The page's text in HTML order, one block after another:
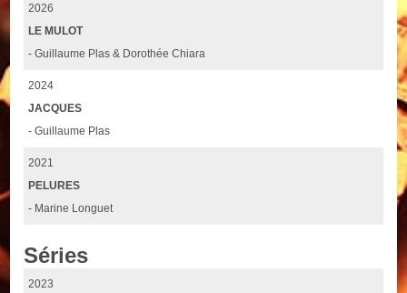
2026
LE MULOT
- Guillaume Plas & Dorothée Chiara
2024
JACQUES
- Guillaume Plas
2021
PELURES
- Marine Longuet
Séries
2023